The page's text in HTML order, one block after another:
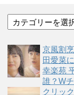
テ
リ
ー
京風割
田愛菜
幸楽苑
誰？W
クリッ